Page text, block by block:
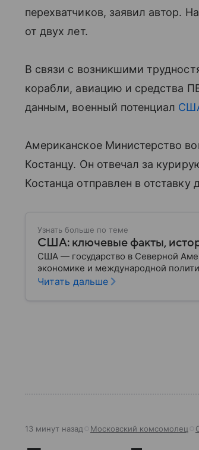
перехватчиков, заявил автор.
от двух лет.
В связи с возникшими
корабли, авиацию и средства
данным, военный потенциал
Американское Министерство
Костанцу. Он отвечал за
Костанца отправлен в
Узнать больше по теме
США: ключевые факты,
США — государство в Северной
экономике и международной
Читать дальше
13 минут назад Московский комсомолец